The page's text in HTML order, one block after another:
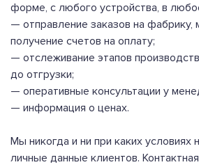
форме, с любого устройства, в
— отправление заказов на фабрику,
получение счетов на оплату;
— отслеживание этапов
до отгрузки;
— оперативные консультации у
— информация о ценах.
Мы никогда и ни при каких условиях
личные данные клиентов.